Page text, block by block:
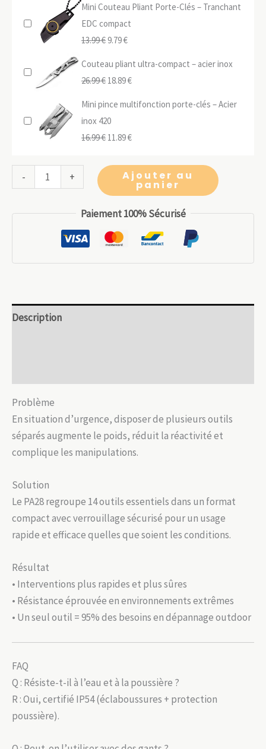
Mini Couteau Pliant Porte-Clés – Tranchant
EDC compact
13.99€Le
initial
13.99 €.
9.79€Le
9.79 €.
Couteau pliant ultra-compact – acier inox
26.99€ Le
18.89€Le
Mini pince multifonction porte-clés – Acier
inox 420
16.99€ Le
initial
11.89€Le
actuel
est :
-
quantité
de
14
fonctions
+ Ajouter au
panier
Paiement 100% Sécurisé
Description
Problème
En situation d’urgence, disposer de plusieurs outils
séparés augmente le poids, réduit la réactivité et
complique les manipulations.
Solution
Le PA28 regroupe 14 outils essentiels dans un format
compact avec verrouillage sécurisé pour un usage
rapide et efficace quelles que soient les conditions.
Résultat
• Interventions plus rapides et plus sûres
• Résistance éprouvée en environnements extrêmes
• Un seul outil = 95% des besoins en dépannage outdoor
FAQ
Q : Résiste-t-il à l’eau et à la poussière ?
R : Oui, certifié IP54 (éclaboussures + protection
poussière).